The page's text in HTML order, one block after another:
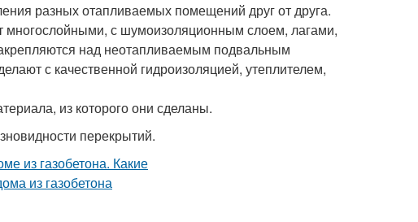
разных отапливаемых помещений друг от друга.
с шумоизоляционным слоем, лагами,
над неотапливаемым подвальным
с качественной гидроизоляцией, утеплителем,
из которого они сделаны.
перекрытий.